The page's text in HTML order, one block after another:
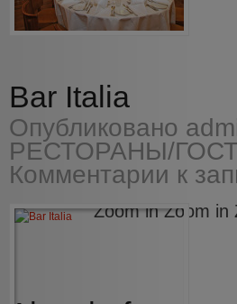
Bar Italia
Опубликовано
РЕСТОРАНЫ/
Комментарии к
Zoom in Zoom in